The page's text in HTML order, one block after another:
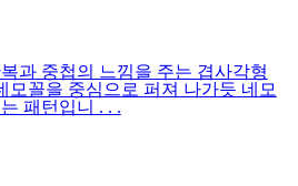
과 중첩의 느낌을 주는 겹사각형
모꼴을 중심으로 퍼져 나가듯 네모
패턴입니 . . .